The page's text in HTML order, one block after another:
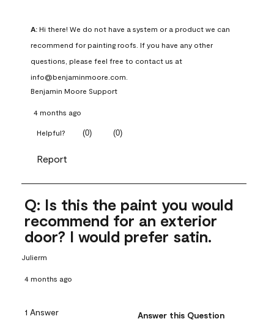
A: Hi there! We do not have a system or a product we can
recommend for painting roofs. If you have any other
questions, please feel free to contact us at
info@benjaminmoore.com.
Benjamin Moore Support
4 months ago
Helpful? (0) (0)
Report
Q: Is this the paint you would
recommend for an exterior
door? I would prefer satin.
Julierm
4 months ago
1 Answer Answer this Question